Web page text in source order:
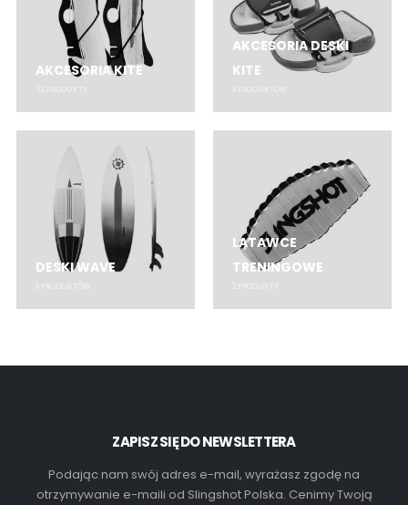
AKCESORIA KITE
AKCESORIA DESKI
KITE
DESKI WAVE
LATAWCE
TRENINGOWE
ZAPISZ SIĘ DO NEWSLETTERA
Podając nam swój adres e-mail, wyrażasz zgodę na
otrzymywanie e-maili od Slingshot Polska. Cenimy Twoją